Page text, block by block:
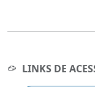
LINKS DE